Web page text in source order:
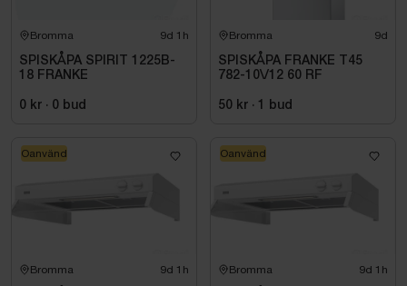
Bromma 9d 1h
SPISKÅPA SPIRIT 1225B-
18 FRANKE
0 kr · 0 bud
Bromma 9d
SPISKÅPA FRANKE T45
782-10\/12 60 RF
50 kr · 1 bud
Bromma 9d 1h
Oanvänd
Bromma 9d 1h
Oanvänd